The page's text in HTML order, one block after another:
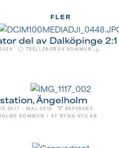
FLER
del av Dalköpinge
TRELLEBORGS KOMMUN
Ängelholm
2017 – MAJ 2018
REFERENS
KOMMUN / AF BYGG SYD AB